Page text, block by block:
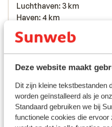
Deze website maakt
Dit zijn kleine tekstbestanden
worden geïnstalleerd als je
Standaard gebruiken we bij
functionele cookies die
Luchthaven: 3 km
Haven: 4 km
Bushalte: 280 m
Pinautomaat: 600 m
Winkels: 600 m
(Mini)supermarkt: 280 m
Aan een hoofdweg
Ook interessant